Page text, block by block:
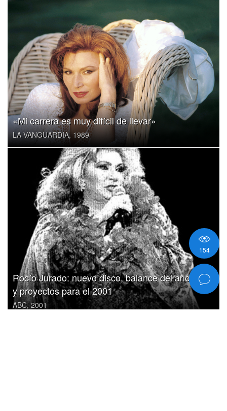
«Mi carrera es muy difícil de llevar»
LA VANGUARDIA, 1989
Rocío Jurado: nuevo disco, balance del año 2000
y proyectos para el 2001
ABC, 2001
154